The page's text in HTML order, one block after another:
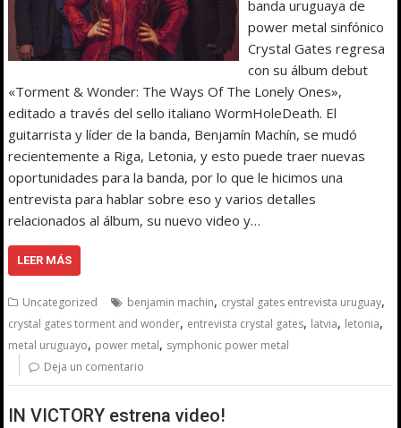
banda uruguaya de
power metal sinfónico
Crystal Gates regresa
con su álbum debut
«Torment & Wonder: The Ways Of The Lonely Ones»,
editado a través del sello italiano WormHoleDeath. El
guitarrista y líder de la banda, Benjamín Machín, se mudó
recientemente a Riga, Letonia, y esto puede traer nuevas
oportunidades para la banda, por lo que le hicimos una
entrevista para hablar sobre eso y varios detalles
relacionados al álbum, su nuevo video y…
LEER MÁS
Uncategorized benjamin machin, crystal gates entrevista uruguay,
crystal gates torment and wonder, entrevista crystal gates, latvia, letonia,
metal uruguayo, power metal, symphonic power metal
Deja un comentario
IN VICTORY estrena video!